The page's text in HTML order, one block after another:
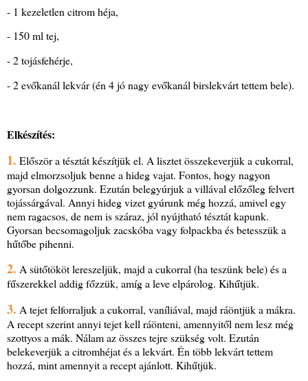
- 1 kezeletlen citrom héja,
- 150 ml tej,
- 2 tojásfehérje,
- 2 evőkanál lekvár (én 4 jó nagy evőkanál birslekvárt tettem bele).
Elkészítés:
1. Először a tésztát készítjük el. A lisztet összekeverjük a cukorral,
majd elmorzsoljuk benne a hideg vajat. Fontos, hogy nagyon
gyorsan dolgozzunk. Ezután belegyúrjuk a villával előzőleg felvert
tojássárgával. Annyi hideg vizet gyúrunk még hozzá, amivel egy
nem ragacsos, de nem is száraz, jól nyújtható tésztát kapunk.
Gyorsan becsomagoljuk zacskóba vagy folpackba és betesszük a
hűtőbe pihenni.
2. A sütőtököt lereszeljük, majd a cukorral (ha teszünk bele) és a
fűszerekkel addig főzzük, amíg a leve elpárolog. Kihűtjük.
3. A tejet felforraljuk a cukorral, vaníliával, majd ráöntjük a mákra.
A recept szerint annyi tejet kell ráönteni, amennyitől nem lesz még
szottyos a mák. Nálam az összes tejre szükség volt. Ezután
belekeverjük a citromhéjat és a lekvárt. Én több lekvárt tettem
hozzá, mint amennyit a recept ajánlott. Kihűtjük.